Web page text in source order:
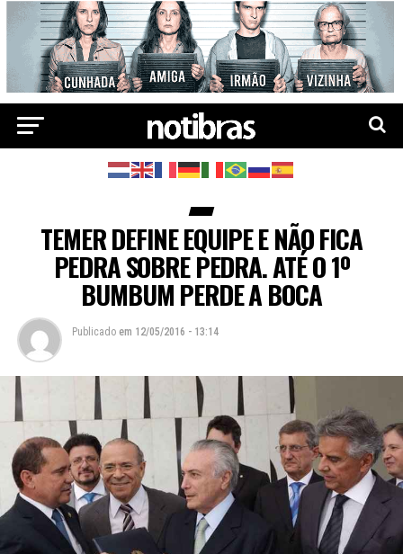
TEMER DEFINE EQUIPE E NÃO FICA
PEDRA SOBRE PEDRA. ATÉ O 1º
BUMBUM PERDE A BOCA
Publicado em 12/05/2016 - 13:14